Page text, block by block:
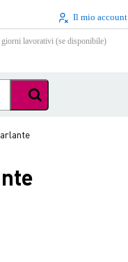
Il mio account
lavorativi (se disponibile)